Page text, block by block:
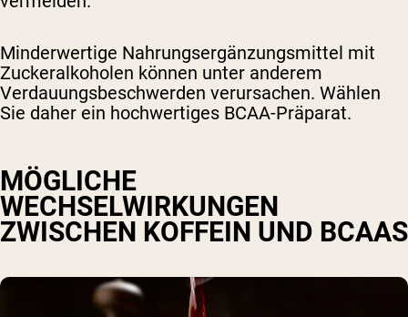
Minderwertige Nahrungsergänzungsmittel mit
Zuckeralkoholen können unter anderem
Verdauungsbeschwerden verursachen. Wählen
Sie daher ein hochwertiges BCAA-Präparat.
MÖGLICHE
WECHSELWIRKUNGEN
ZWISCHEN KOFFEIN UND BCAAS